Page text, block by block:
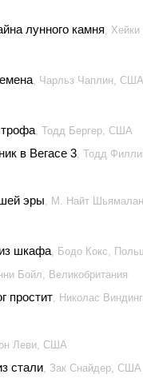
лунного камня,
, Чарльз Чаплин, США
, Тодд Бергер, США
в Вегасе 3, Тодд
эры, М. Найт
шкафа, Бодо Кокс,
Бойл, Великобритания
простит, Николас
Леви, США
стали, Зак Снайдер, США